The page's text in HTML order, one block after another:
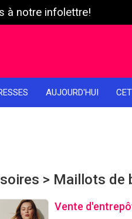
à notre infolettre!
AUJOURD'HUI
> Maillots de
Vente